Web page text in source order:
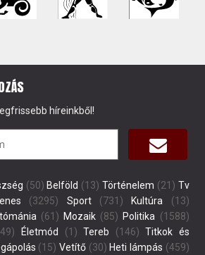
híreinkből!
(50) Belföld (13) Történelem (21) Tv
(3295) Sport(731) Kultúra (13)
(61) Mozaik (85) Politika (1588)
Életmód (1) Tereb (146) Titkok és
(15) Vetítő (30) Heti lámpás (459)